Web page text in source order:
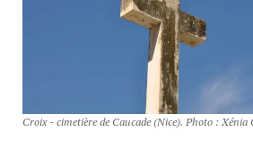
Croix - cimetière de Caucade (Nice). Photo : Xénia